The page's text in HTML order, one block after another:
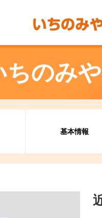
ちのみ
基本情報